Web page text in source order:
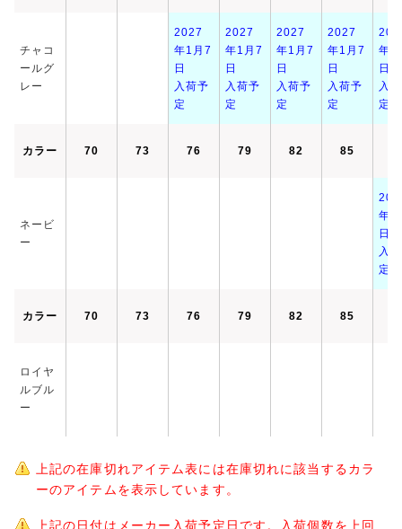
チャコ
ールグ
レー
2027
年1月7
日
入荷予
定
2027
年1月7
日
入荷予
定
2027
年1月7
日
入荷予
定
2027
年1月7
日
入荷予
定
年1
日
入
定
カラー 70 73 76 79 82 85
ネービ
ー
年1
日
入
定
カラー 70 73 76 79 82 85
ロイヤ
ルブル
ー
上記の在庫切れアイテム表には在庫切れに該当するカラ
ーのアイテムを表示しています。
上記の日付はメーカー入荷予定日です。入荷個数を上回